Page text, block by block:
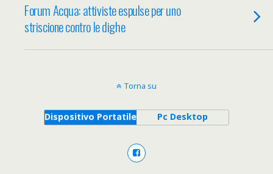
Forum Acqua: attiviste espulse per uno
striscione contro le dighe
Torna su
Dispositivo Portatile Pc Desktop